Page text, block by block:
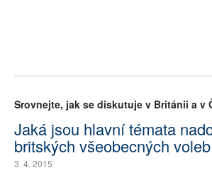
Srovnejte, jak se diskutuje v Británii a v
Jaká jsou hlavní témata
britských všeobecných voleb
3. 4. 2015